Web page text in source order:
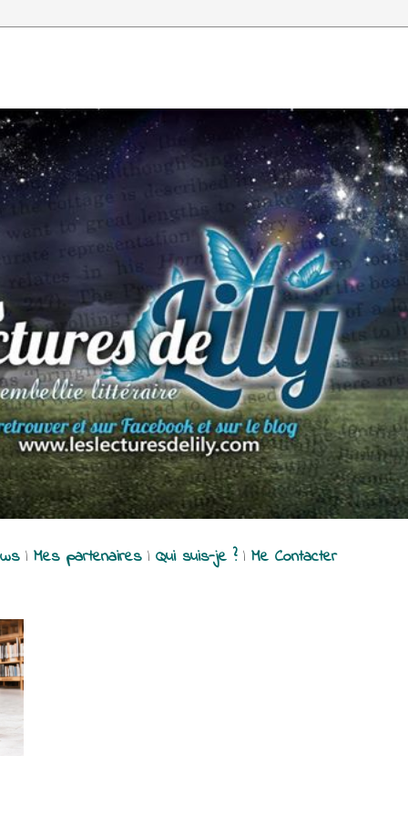
| Mes partenaires| Qui suis-je ?| Me Contacter